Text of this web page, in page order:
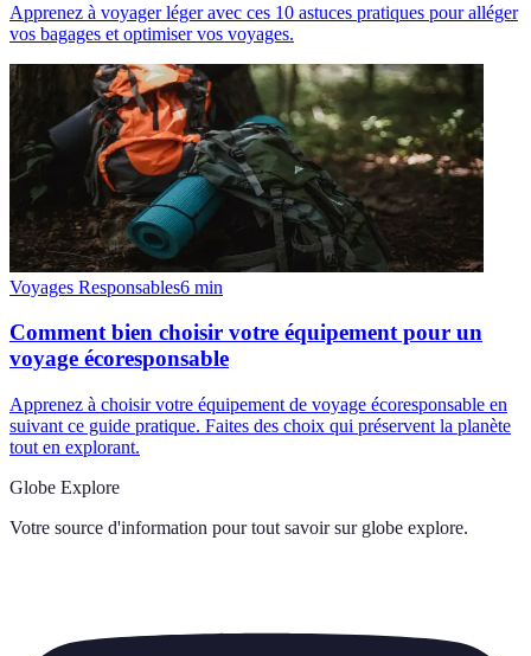
Apprenez à voyager léger avec ces 10 astuces pratiques pour alléger
vos bagages et optimiser vos voyages.
Voyages Responsables6 min
Comment bien choisir votre équipement pour un
voyage écoresponsable
Apprenez à choisir votre équipement de voyage écoresponsable en
suivant ce guide pratique. Faites des choix qui préservent la planète
tout en explorant.
Globe Explore
Votre source d'information pour tout savoir sur globe explore.